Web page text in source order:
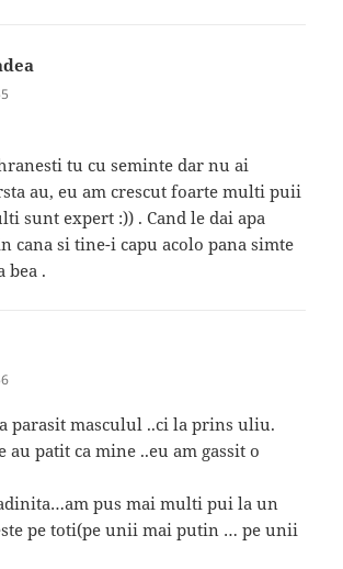
tu cu seminte dar nu ai
au, eu am crescut foarte multi puii
sunt expert :)) . Cand le dai apa
cana si tine-i capu acolo pana simte
bea .
parasit masculul ..ci la prins uliu.
au patit ca mine ..eu am gassit o
pus mai multi pui la un
pe toti(pe unii mai putin … pe unii